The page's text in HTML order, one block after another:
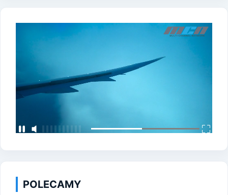
POLECAMY